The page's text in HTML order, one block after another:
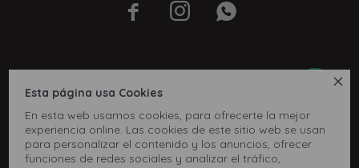

Esta página usa Cookies
En esta web usamos cookies, para ofrecerte la mejor
experiencia online. Las cookies de este sitio web se usan
para personalizar el contenido y los anuncios, ofrecer
funciones de redes sociales y analizar el tráfico,
  